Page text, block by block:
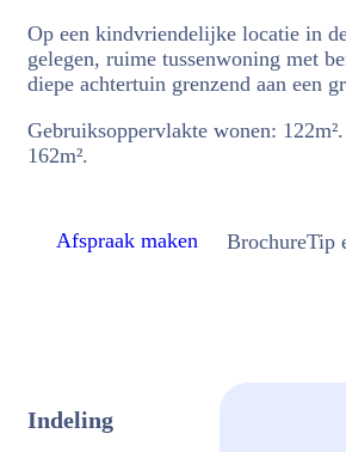
Op een kindvriendelijke locatie in
gelegen, ruime tussenwoning met
diepe achtertuin grenzend aan een
Gebruiksoppervlakte wonen:
162m².
Afspraak maken BrochureTip
Indeling